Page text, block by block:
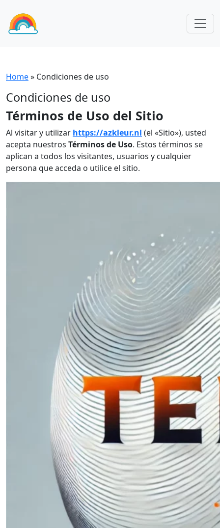
Home» Condiciones de uso
Condiciones de uso
Términos de Uso del Sitio
Al visitar y utilizar https://azkleur.nl (el «Sitio»), usted
acepta nuestros Términos de Uso. Estos términos se
aplican a todos los visitantes, usuarios y cualquier
persona que acceda o utilice el sitio.